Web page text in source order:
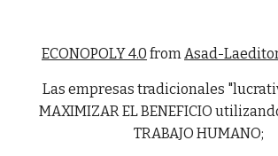
ECONOPOLY 4.0 fromAsad-
Las empresas tradicionales
MAXIMIZAR EL BENEFICIO
TRABAJO HUMANO;